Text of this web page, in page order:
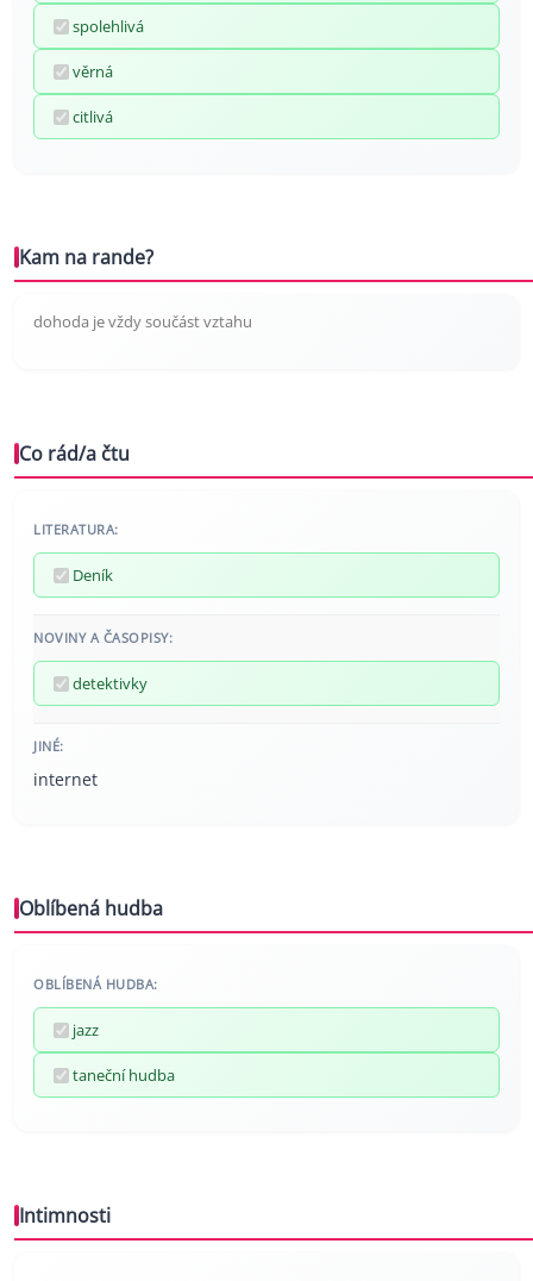
spolehlivá
věrná
citlivá
Kam na rande?
dohoda je vždy součást vztahu
Co rád/a čtu
LITERATURA:
Deník
NOVINY A ČASOPISY:
detektivky
JINÉ:
internet
Oblíbená hudba
OBLÍBENÁ HUDBA:
jazz
taneční hudba
Intimnosti